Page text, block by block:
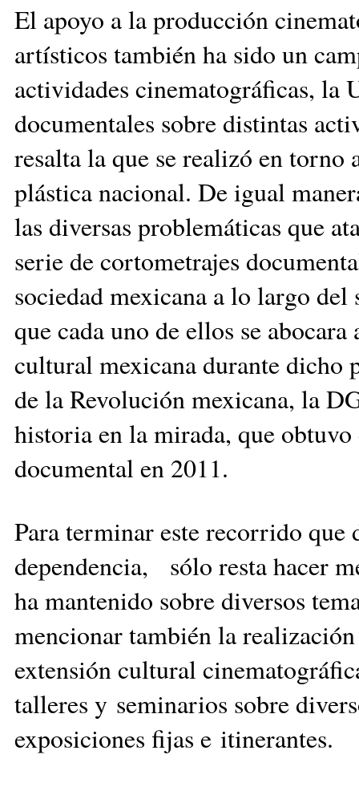
El apoyo a la producción
artísticos también ha sido un
actividades cinematográficas, la
documentales sobre distintas
resalta la que se realizó en torno
plástica nacional. De igual
las diversas problemáticas que
serie de cortometrajes
sociedad mexicana a lo largo
que cada uno de ellos se
cultural mexicana durante dicho
de la Revolución mexicana, la
historia en la mirada, que
documental en 2011.
Para terminar este recorrido que
dependencia, sólo resta hacer
ha mantenido sobre diversos
mencionar también la
extensión cultural
talleres y seminarios sobre
exposiciones fijas e itinerantes.